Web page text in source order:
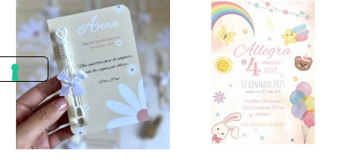
di
prezzo:
da
1,50 €
a
12,00 €